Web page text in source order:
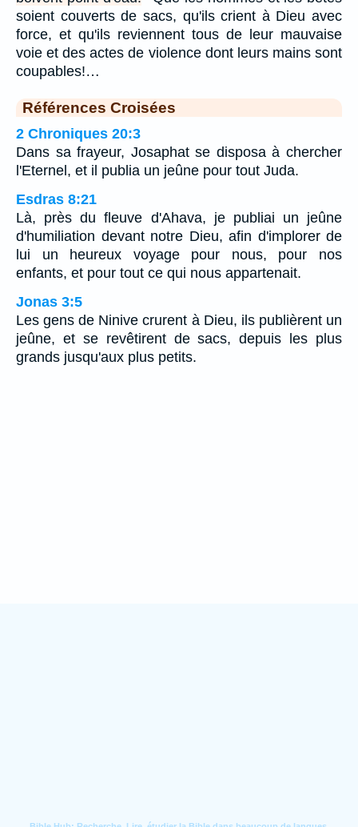
soient couverts de sacs, qu'ils crient à Dieu avec
force, et qu'ils reviennent tous de leur mauvaise
voie et des actes de violence dont leurs mains sont
coupables!…
Références Croisées
2 Chroniques 20:3
Dans sa frayeur, Josaphat se disposa à chercher
l'Eternel, et il publia un jeûne pour tout Juda.
Esdras 8:21
Là, près du fleuve d'Ahava, je publiai un jeûne
d'humiliation devant notre Dieu, afin d'implorer de
lui un heureux voyage pour nous, pour nos
enfants, et pour tout ce qui nous appartenait.
Jonas 3:5
Les gens de Ninive crurent à Dieu, ils publièrent un
jeûne, et se revêtirent de sacs, depuis les plus
grands jusqu'aux plus petits.